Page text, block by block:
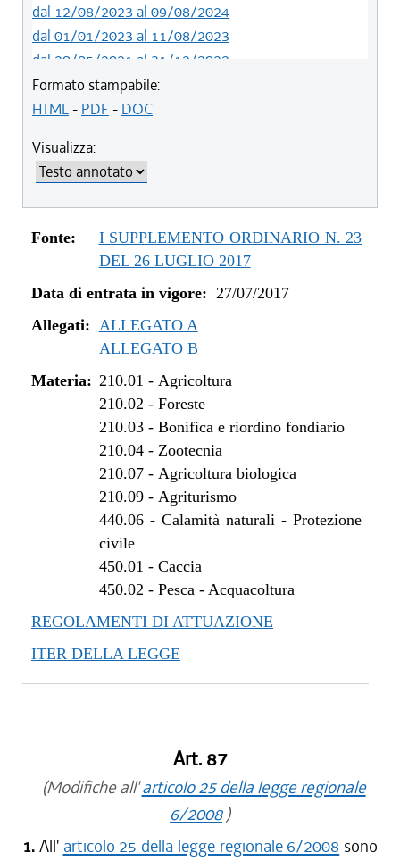
dal 12/08/2023 al 09/08/2024
dal 01/01/2023 al 11/08/2023
dal 20/05/2021 al 31/12/2022
dal 12/11/2020 al 19/05/2021
dal 29/03/2018 al 11/11/2020
dal 01/01/2018 al 04/01/2018
dal 27/07/2017 al 31/12/2017
Formato stampabile:
HTML- PDF - DOC
Visualizza:
Fonte:
I SUPPLEMENTO ORDINARIO N. 23
DEL 26 LUGLIO 2017
Data di entrata in vigore: 27/07/2017
Allegati: ALLEGATO A
ALLEGATO B
Materia: 210.01 - Agricoltura
210.02 - Foreste
210.03- Bonifica e riordino fondiario
210.04- Zootecnia
210.07- Agricoltura biologica
210.09- Agriturismo
440.06- Calamità naturali - Protezione
civile
450.01 - Caccia
450.02 - Pesca - Acquacoltura
REGOLAMENTI DI ATTUAZIONE
ITER DELLA LEGGE
Art. 87
(Modifiche all'articolo 25 della legge regionale
6/2008)
1. All' articolo 25 della legge regionale 6/2008 sono